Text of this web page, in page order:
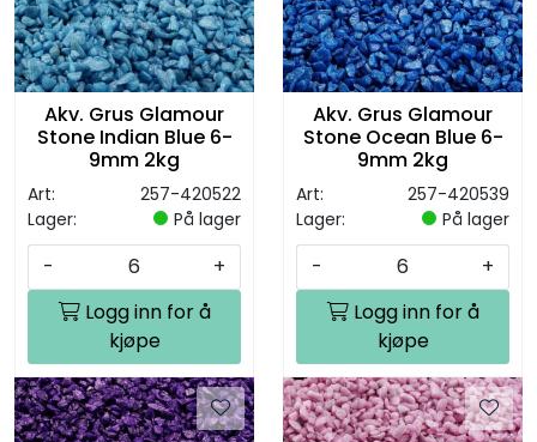
Akv. Grus Glamour
Stone Indian Blue 6-
9mm 2kg
Art:
257-420522
Lager:
På lager
-
+
Logg inn for å
kjøpe
Akv. Grus Glamour
Stone Ocean Blue 6-
9mm 2kg
Art:
257-420539
Lager:
På lager
-
+
Logg inn for å
kjøpe